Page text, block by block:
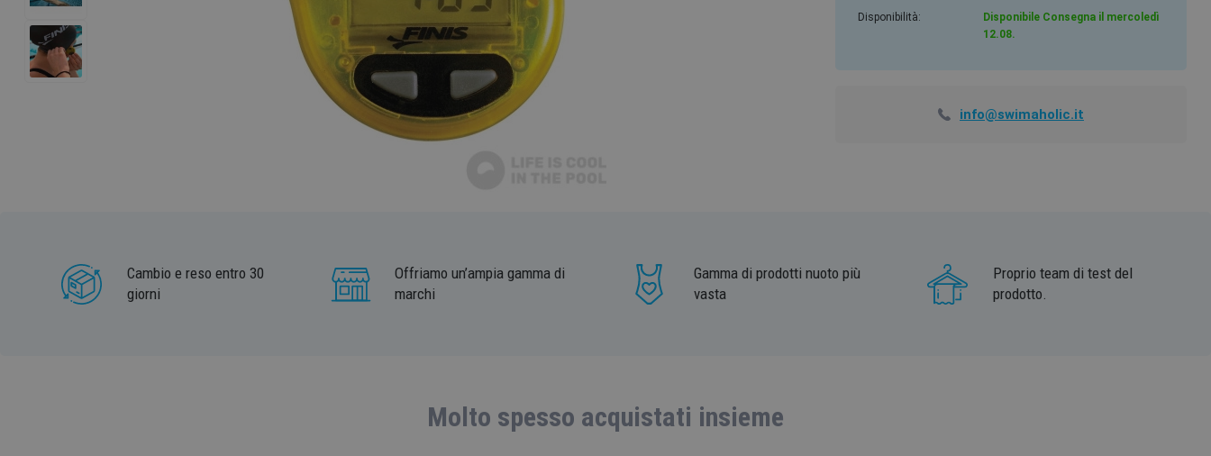
Disponibilità:
Disponibile Consegna il mercoledì
12.08.
info@swimaholic.it
Cambio e reso entro 30
giorni
Offriamo un’ampia gamma di
marchi
Gamma di prodotti nuoto più
vasta
Proprio team di test del
prodotto.
Molto spesso acquistati insieme